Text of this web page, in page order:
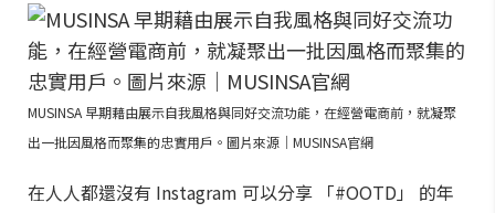
MUSINSA 早期藉由展示自我風格與同好交流功能，在經營電商前，就凝聚
出一批因風格而聚集的忠實用戶。圖片來源｜MUSINSA官網
在人人都還沒有 Instagram 可以分享 「#OOTD」 的年